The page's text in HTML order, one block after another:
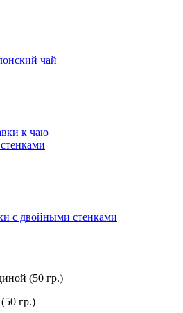
чай
к чаю
с двойными стенками
(50 гр.)
гр.)